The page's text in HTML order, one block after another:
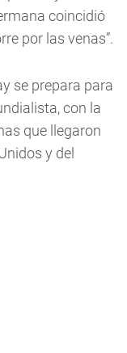
coincidió
por las venas”.
se prepara para
con la
que llegaron
y del